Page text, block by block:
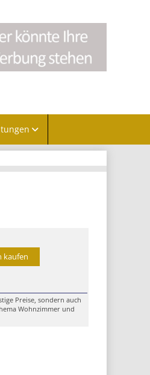
kaufen
Preise, sondern auch
Wohnzimmer und